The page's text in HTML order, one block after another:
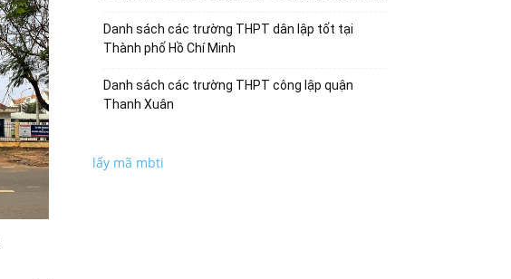
Danh sách các trường THPT dân lập tốt tại
Thành phố Hồ Chí Minh
Danh sách các trường THPT công lập quận
Thanh Xuân
lấy mã mbti